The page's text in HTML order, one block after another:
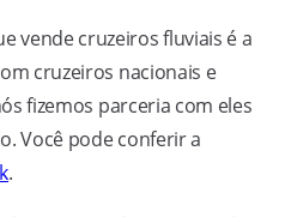
vende cruzeiros fluviais é a
cruzeiros nacionais e
fizemos parceria com eles
Você pode conferir a
.